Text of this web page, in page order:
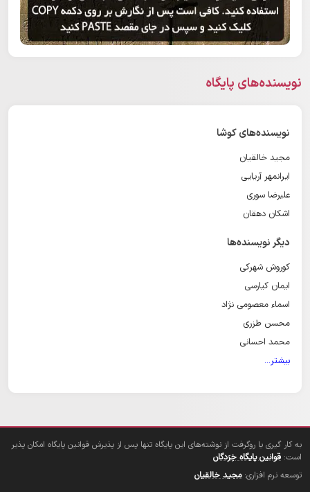
نویسنده‌های پایگاه
نویسنده‌های کوشا
مجید خالقیان
ایرانمهر آریایی
علیرضا سوری
اشکان دهقان
دیگر نویسنده‌ها
کوروش شهرکی
ایمان کیارسی
اسماء معصومی نژاد
محسن طزری
محمد احسانی
بیشتر...
به کار گیری یا روگرفت از نوشته‌های این پایگاه تنها پس از پذیرش قوانین پایگاه امکان پذیر
است: قوانین پایگاه خِرَدگان
توسعه نرم افزاری:مجید خالقیان